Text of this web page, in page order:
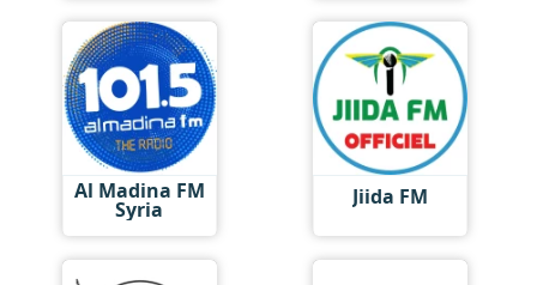
Al Madina FM
Syria Jiida FM